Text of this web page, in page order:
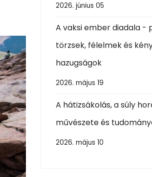
2026. június 05
A vaksi ember diadala -
törzsek, félelmek és
hazugságok
2026. május 19
A hátizsákolás, a súly
művészete és
2026. május 10